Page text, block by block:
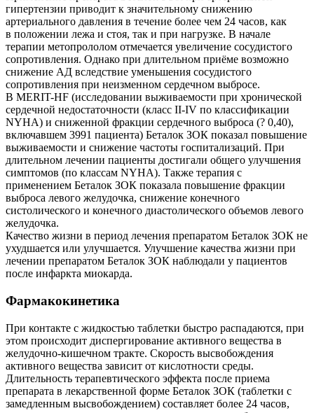
гипертензии приводит к значительному снижению
артериального давления в течение более чем 24 часов, как
в положении лежа и стоя, так и при нагрузке. В начале
терапии метопрололом отмечается увеличение сосудистого
сопротивления. Однако при длительном приёме возможно
снижение АД вследствие уменьшения сосудистого
сопротивления при неизменном сердечном выбросе.
В MERIT-HF (исследовании выживаемости при хронической
сердечной недостаточности (класс II-IV по классификации
NYHA) и сниженной фракции сердечного выброса (? 0,40),
включавшем 3991 пациента) Беталок ЗОК показал повышение
выживаемости и снижение частоты госпитализаций. При
длительном лечении пациенты достигали общего улучшения
симптомов (по классам NYHA). Также терапия с
применением Беталок ЗОК показала повышение фракции
выброса левого желудочка, снижение конечного
систолического и конечного диастолического объемов левого
желудочка.
Качество жизни в период лечения препаратом Беталок ЗОК не
ухудшается или улучшается. Улучшение качества жизни при
лечении препаратом Беталок ЗОК наблюдали у пациентов
после инфаркта миокарда.
Фармакокинетика
При контакте с жидкостью таблетки быстро распадаются, при
этом происходит диспергирование активного вещества в
желудочно-кишечном тракте. Скорость высвобождения
активного вещества зависит от кислотности среды.
Длительность терапевтического эффекта после приема
препарата в лекарственной форме Беталок ЗОК (таблетки с
замедленным высвобождением) составляет более 24 часов,